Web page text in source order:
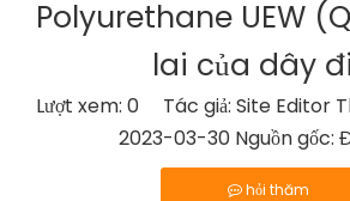
Polyurethane UEW
lai của dây
Lượt xem: 0 Tác giả: Site Editor
2023-03-30 Nguồn gốc:
hỏi thăm